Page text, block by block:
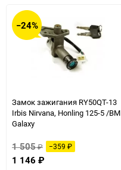
−24%
Замок зажигания RY50QT-13
Irbis Nirvana, Honling 125-5 /BM
Galaxy
1 505₽ −359 ₽
1 146 ₽